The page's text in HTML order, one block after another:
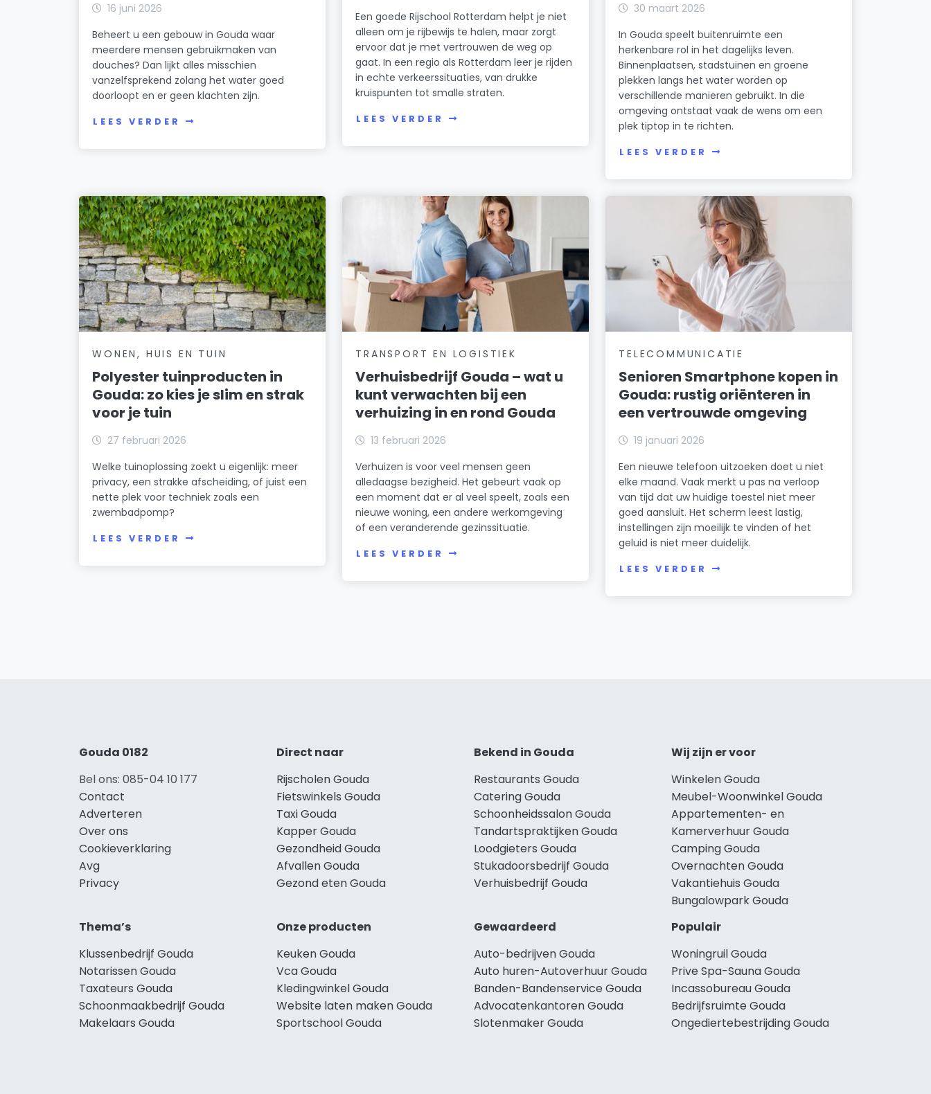
16 juni 2026
Beheert u een gebouw in Gouda waar
meerdere mensen gebruikmaken van
douches? Dan lijkt alles misschien
vanzelfsprekend zolang het water goed
doorloopt en er geen klachten zijn.
LEES VERDER
Een goede Rijschool Rotterdam helpt je niet
alleen om je rijbewijs te halen, maar zorgt
ervoor dat je met vertrouwen de weg op
gaat. In een regio als Rotterdam leer je rijden
in echte verkeerssituaties, van drukke
kruispunten tot smalle straten.
LEES VERDER
30 maart 2026
In Gouda speelt buitenruimte een
herkenbare rol in het dagelijks leven.
Binnenplaatsen, stadstuinen en groene
plekken langs het water worden op
verschillende manieren gebruikt. In die
omgeving ontstaat vaak de wens om een
plek tiptop in te richten.
LEES VERDER
WONEN, HUIS EN TUIN
Polyester tuinproducten in
Gouda: zo kies je slim en strak
voor je tuin
27 februari 2026
Welke tuinoplossing zoekt u eigenlijk: meer
privacy, een strakke afscheiding, of juist een
nette plek voor techniek zoals een
zwembadpomp?
LEES VERDER
TRANSPORT EN LOGISTIEK
Verhuisbedrijf Gouda – wat u
kunt verwachten bij een
verhuizing in en rond Gouda
13 februari 2026
Verhuizen is voor veel mensen geen
alledaagse bezigheid. Het gebeurt vaak op
een moment dat er al veel speelt, zoals een
nieuwe woning, een andere werkomgeving
of een veranderende gezinssituatie.
LEES VERDER
TELECOMMUNICATIE
Senioren Smartphone kopen in
Gouda: rustig oriënteren in
een vertrouwde omgeving
19 januari 2026
Een nieuwe telefoon uitzoeken doet u niet
elke maand. Vaak merkt u pas na verloop
van tijd dat uw huidige toestel niet meer
goed aansluit. Het scherm leest lastig,
instellingen zijn moeilijk te vinden of het
geluid is niet meer duidelijk.
LEES VERDER
Gouda 0182
Bel ons: 085-04 10 177
Contact
Adverteren
Over ons
Cookieverklaring
Avg
Privacy
Direct naar
Rijscholen Gouda
Fietswinkels Gouda
Taxi Gouda
Kapper Gouda
Gezondheid Gouda
Afvallen Gouda
Gezond eten Gouda
Bekend in Gouda
Restaurants Gouda
Catering Gouda
Schoonheidssalon Gouda
Tandartspraktijken Gouda
Loodgieters Gouda
Stukadoorsbedrijf Gouda
Verhuisbedrijf Gouda
Wij zijn er voor
Winkelen Gouda
Meubel-Woonwinkel Gouda
Appartementen- en
Kamerverhuur Gouda
Camping Gouda
Overnachten Gouda
Vakantiehuis Gouda
Bungalowpark Gouda
Thema’s
Klussenbedrijf Gouda
Notarissen Gouda
Taxateurs Gouda
Schoonmaakbedrijf Gouda
Makelaars Gouda
Onze producten
Keuken Gouda
Vca Gouda
Kledingwinkel Gouda
Website laten maken Gouda
Sportschool Gouda
Gewaardeerd
Auto-bedrijven Gouda
Auto huren-Autoverhuur Gouda
Banden-Bandenservice Gouda
Advocatenkantoren Gouda
Slotenmaker Gouda
Populair
Woningruil Gouda
Prive Spa-Sauna Gouda
Incassobureau Gouda
Bedrijfsruimte Gouda
Ongediertebestrijding Gouda